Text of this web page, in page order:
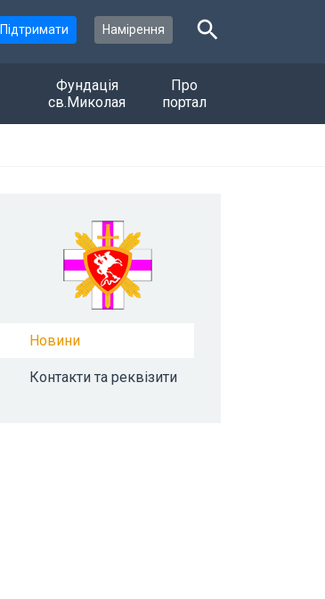
Підтримати Намірення
Фундація
св.Миколая
Про
портал
Новини
Контакти та реквізити